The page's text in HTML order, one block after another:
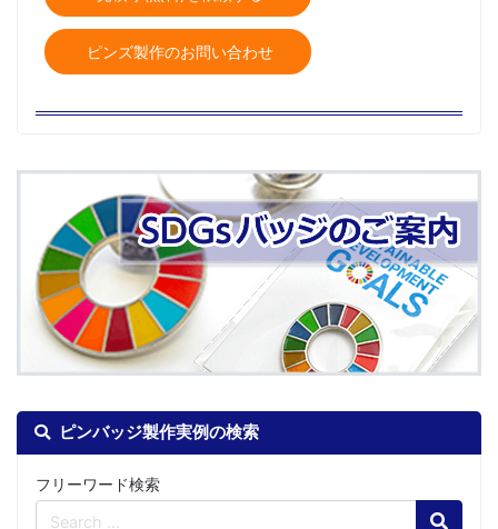
ピンバッジ製作実例の検索
フリーワード検索
Search
ピンズ製作のお問い合わせ